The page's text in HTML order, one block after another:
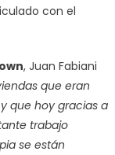
con el
, Juan Fabiani
que eran
que hoy gracias a
trabajo
se están